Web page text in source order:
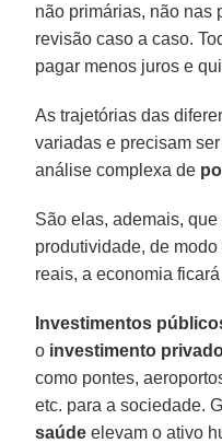
não primárias, não nas
revisão caso a caso.
pagar menos juros e
As trajetórias das
variadas e precisam
análise complexa de
São elas, ademais,
produtividade, de
reais, a economia
Investimentos
o investimento
como pontes,
etc. para a sociedade.
saúde elevam o ativo